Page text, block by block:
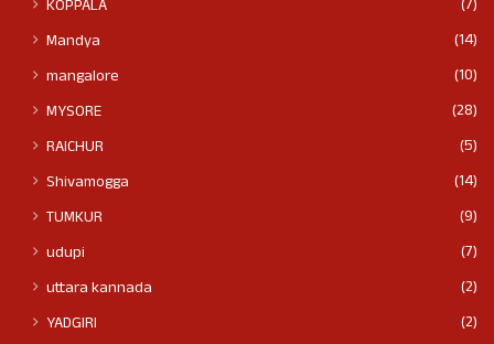
KOPPALA
Mandya
(14)
mangalore
(10)
MYSORE
(28)
RAICHUR
(5)
Shivamogga
(14)
TUMKUR
(9)
udupi
(7)
uttara kannada
(2)
YADGIRI
(2)